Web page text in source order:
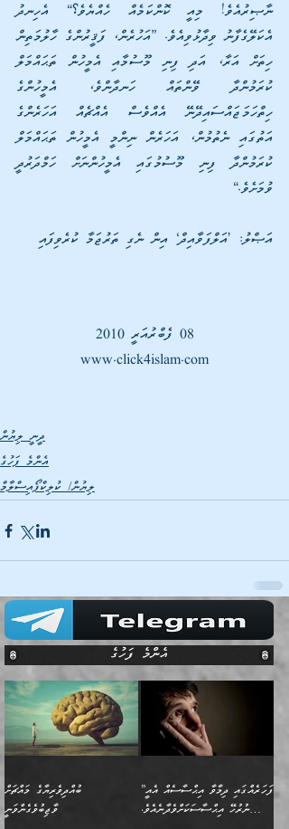
ނާޞިރުއެވެ! މިއީ ކޮންކަމެއް ހެއްޔެވެ؟“ އެހިނދު
އެކަލޭގެފާނު ވިދާޅުވިއެވެ. ”އަހުރެން، ފަޤީރުންގެ ހާލުމަތިން
ހިތަށް އަރާ، އަދި ފިނި މޫސުމާއި އެމީހުން ތަޙައްމަލް
އަތުގައި ނެތުމުން، އަހަރެން ނިންމީ އެމީހުން ތަޙައްމަލް
ކުރަމުންދާ ފިނި މޫސުމުގައި އެމީހުންނަށް ހަމްދަރުދީ
ވުމަށެވެ.“
އަޞްލު: ’އަލްފަވާއިދް‘ އިން ނެގި ތަރުޖަމާ ކުރެވިފައި
08 ފެބްރުއަރީ 2010
www.click4islam.com
ދީނީ ލިޔުން
އެންމެ ފަހުގެ
ލިޔުން/ ކުލިކްފޯއިސްލާމް
އެންމެ ފަހުގެ
ބުއްދިވެރިޔާގެ މައްޗަށް
ވާޖިބުވެގެންވަނީ
”ފަހަރެއްގައި ދިމާވާ އިޙްސާސެއް އެއީ
ނުރުހޭ އިޙްސާސަކަށްވެދާނެއެވެ.